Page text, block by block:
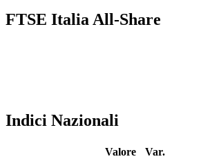
FTSE Italia All-Share
Indici Nazionali
Valore
Var.